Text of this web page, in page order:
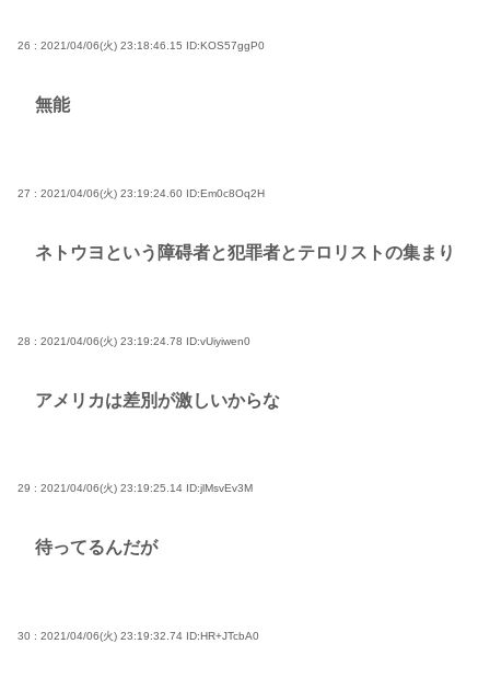
26 : 2021/04/06(火) 23:18:46.15 ID:KOS57ggP0
無能
27 : 2021/04/06(火) 23:19:24.60 ID:Em0c8Oq2H
ネトウヨという障碍者と犯罪者とテロリストの集まり
28 : 2021/04/06(火) 23:19:24.78 ID:vUiyiwen0
アメリカは差別が激しいからな
29 : 2021/04/06(火) 23:19:25.14 ID:jlMsvEv3M
待ってるんだが
30 : 2021/04/06(火) 23:19:32.74 ID:HR+JTcbA0